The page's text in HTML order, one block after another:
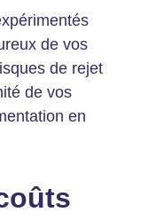
de vos
de rejet
de vos
en